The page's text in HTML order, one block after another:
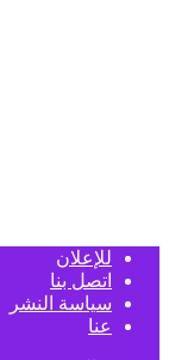
للإعلان
اتصل بنا
سياسة النشر
عنا